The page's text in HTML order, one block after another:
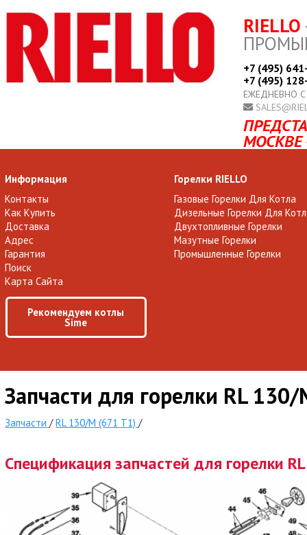
RIELLO
+7 (495)
+7 (495)
ЕЖЕДНЕВНО
МОСКВЕ
Информация
Контакты
Как Купить
Доставка
Адрес
Гарантия
Поиск
Карта Сайта
Рекомендуем котлы
Sime
Горелки RIELLO
Газовые Горелки Для Котла
Дизельные Горелки Для
Двухтопливные Горелки
Мазутные Горелки
Промышленные Горелки
Запчасти для горелки RL
Запчасти /RL 130/M (671 T1) /
Спецификация запчастей для горелки